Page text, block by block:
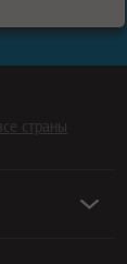
страны